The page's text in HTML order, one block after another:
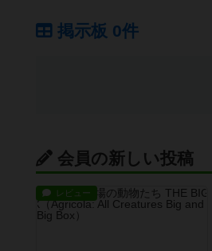
掲示板 0件
会員の新しい投稿
レビュー